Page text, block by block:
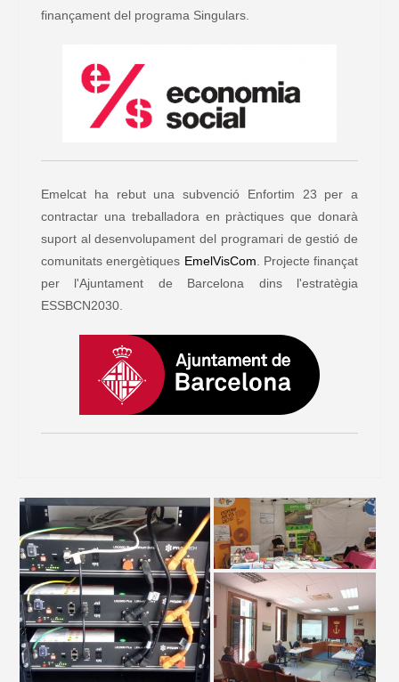
finançament del programa Singulars.
Emelcat ha rebut una subvenció Enfortim 23 per a
contractar una treballadora en pràctiques que donarà
suport al desenvolupament del programari de gestió de
comunitats energètiques EmelVisCom . Projecte finançat
per l'Ajuntament de Barcelona dins l'estratègia
ESSBCN2030.